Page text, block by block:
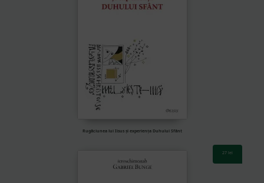
Rugăciunea lui Iisus și experiența Duhului Sfânt
27lei